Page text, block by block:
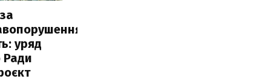
уряд
Ради